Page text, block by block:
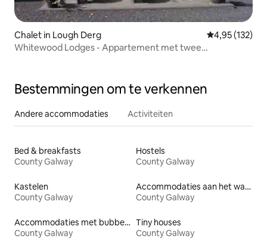
Chalet in Lough Derg Gemiddelde
4,95 (132)
Whitewood Lodges - Appartement met twee
Bestemmingen om te verkennen
Andere accommodaties Activiteiten
Bed & breakfasts
County Galway
Hostels
County Galway
Kastelen
County Galway
Accommodaties aan het water
County Galway
Accommodaties met bubbelbad
County Galway
Tiny houses
County Galway